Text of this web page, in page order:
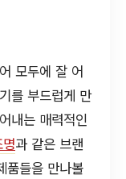
모두에 잘 어
를 부드럽게 만
내는 매력적인
과 같은 브랜
품들을 만나볼